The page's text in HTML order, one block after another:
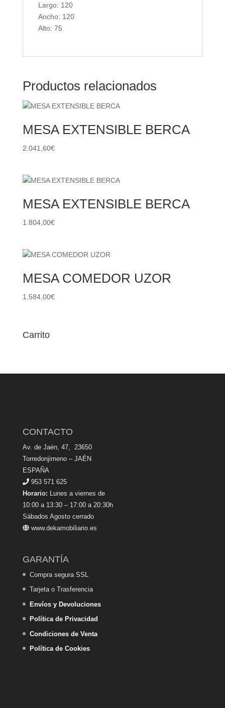
Largo: 120
Ancho: 120
Alto: 75
Productos relacionados
MESA EXTENSIBLE BERCA
2.041,60€
MESA EXTENSIBLE BERCA
1.804,00€
MESA COMEDOR UZOR
1.584,00€
Carrito
CONTACTO
Av. de Jaén, 47, 23650
Torredonjimeno – JAÉN
ESPAÑA
953 571 625
Horario: Lunes a viernes de
10:00 a 13:30 – 17:00 a 20:30h
Sábados Agosto cerrado
www.dekamobiliario.es
GARANTÍA
Compra segura SSL
Tarjeta o Trasferencia
Envíos y Devoluciones
Política de Privacidad
Condiciones de Venta
Política de Cookies